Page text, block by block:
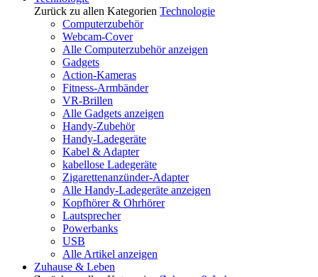
Zurück zu allen Kategorien Technologie
Computerzubehör
Webcam-Cover
Alle Computerzubehör anzeigen
Gadgets
Action-Kameras
Fitness-Armbänder
VR-Brillen
Alle Gadgets anzeigen
Handy-Zubehör
Handy-Ladegeräte
Kabel & Adapter
kabellose Ladegeräte
Zigarettenanzünder-Adapter
Alle Handy-Ladegeräte anzeigen
Kopfhörer & Ohrhörer
Lautsprecher
Powerbanks
USB
Alle Artikel anzeigen
Zuhause & Leben